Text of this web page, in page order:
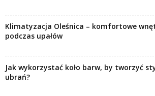
Klimatyzacja Oleśnica – komfortowe
podczas upałów
Jak wykorzystać koło barw, by tworzyć
ubrań?